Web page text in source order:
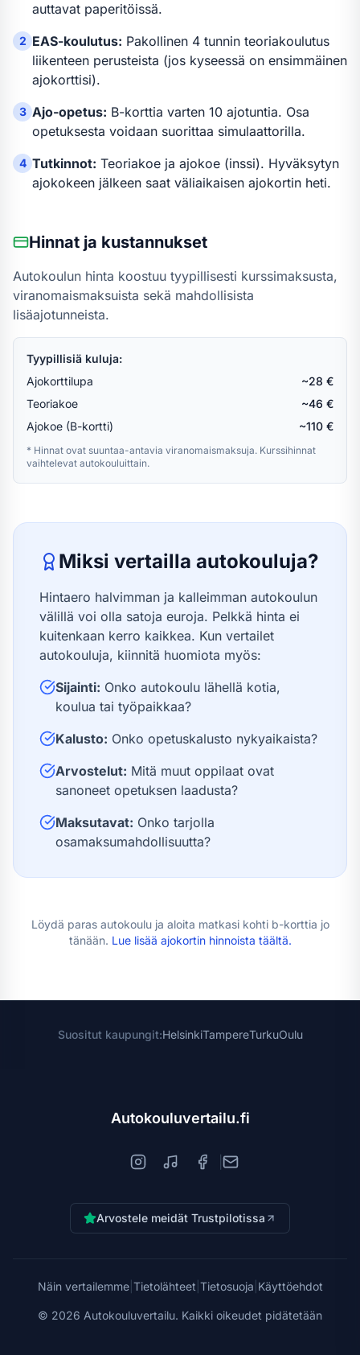
auttavat paperitöissä.
2 EAS-koulutus: Pakollinen 4 tunnin teoriakoulutus
liikenteen perusteista (jos kyseessä on ensimmäinen
ajokorttisi).
3 Ajo-opetus: B-korttia varten 10 ajotuntia. Osa
opetuksesta voidaan suorittaa simulaattorilla.
4 Tutkinnot: Teoriakoe ja ajokoe (inssi). Hyväksytyn
ajokokeen jälkeen saat väliaikaisen ajokortin heti.
Hinnat ja kustannukset
Autokoulun hinta koostuu tyypillisesti kurssimaksusta,
viranomaismaksuista sekä mahdollisista
lisäajotunneista.
Tyypillisiä kuluja:
Ajokorttilupa
~28 €
Teoriakoe
~46 €
Ajokoe (B-kortti)
~110 €
* Hinnat ovat suuntaa-antavia viranomaismaksuja. Kurssihinnat
vaihtelevat autokouluittain.
Miksi vertailla autokouluja?
Hintaero halvimman ja kalleimman autokoulun
välillä voi olla satoja euroja. Pelkkä hinta ei
kuitenkaan kerro kaikkea. Kun vertailet
autokouluja, kiinnitä huomiota myös:
Sijainti: Onko autokoulu lähellä kotia,
koulua tai työpaikkaa?
Kalusto: Onko opetuskalusto nykyaikaista?
Arvostelut: Mitä muut oppilaat ovat
sanoneet opetuksen laadusta?
Maksutavat: Onko tarjolla
osamaksumahdollisuutta?
Löydä paras autokoulu ja aloita matkasi kohti b-korttia jo
tänään. Lue lisää ajokortin hinnoista täältä.
Suositut kaupungit:HelsinkiTampereTurkuOulu
Autokouluvertailu.fi
Arvostele meidät Trustpilotissa
Näin vertailemme| Tietolähteet Tietosuoja Käyttöehdot
© 2026 Autokouluvertailu. Kaikki oikeudet pidätetään